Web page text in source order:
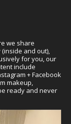
we share
and out),
for you, our
include
+ Facebook
makeup,
ready and never